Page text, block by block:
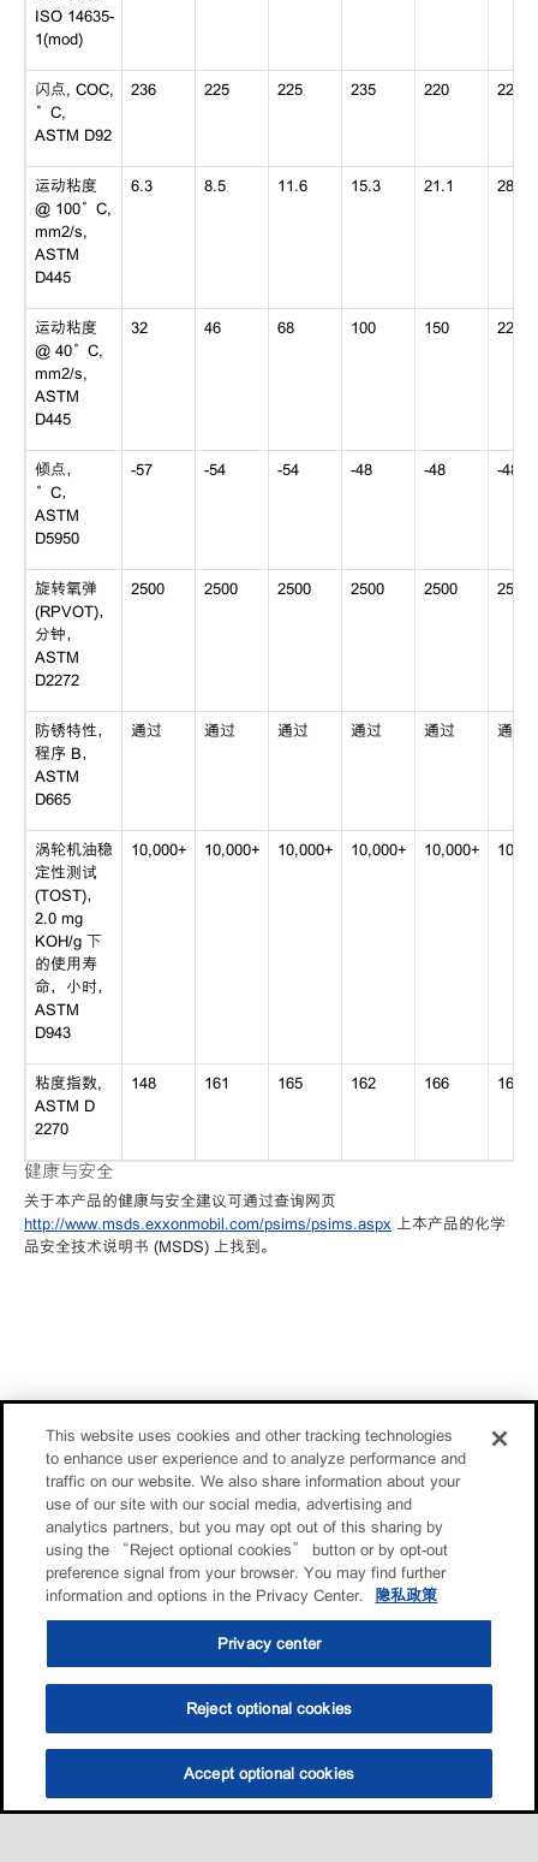
选油助手 查找门店
ISO 14635-
1(mod)
闪点, COC,
°C,
ASTM D92
236 225 225 235 220 220
运动粘度
@ 100°C,
mm2/s,
ASTM
D445
6.3 8.5 11.6 15.3 21.1 28.5
运动粘度
@ 40°C,
mm2/s,
ASTM
D445
32 46 68 100 150 220
倾点，
°C，
ASTM
D5950
-57 -54 -54 -48 -48 -48
旋转氧弹
(RPVOT)，
分钟，
ASTM
D2272
2500 2500 2500 2500 2500 2500
防锈特性，
程序 B，
ASTM
D665
通过 通过 通过 通过 通过 通过
涡轮机油稳
定性测试
(TOST)，
2.0 mg
KOH/g 下
的使用寿
命，小时，
ASTM
D943
10,000+ 10,000+ 10,000+ 10,000+ 10,000+
粘度指数,
ASTM D
2270
148 161 165 162 166 169
健康与安全
关于本产品的健康与安全建议可通过查询网页
http://www.msds.exxonmobil.com/psims/psims.aspx 上本产品的化学
品安全技术说明书 (MSDS) 上找到。
This website uses cookies and other tracking technologies
to enhance user experience and to analyze performance and
traffic on our website. We also share information about your
use of our site with our social media, advertising and
analytics partners, but you may opt out of this sharing by
using the “Reject optional cookies” button or by opt-out
preference signal from your browser. You may find further
information and options in the Privacy Center.
隐私政策
Privacy center
Reject optional cookies
Accept optional cookies